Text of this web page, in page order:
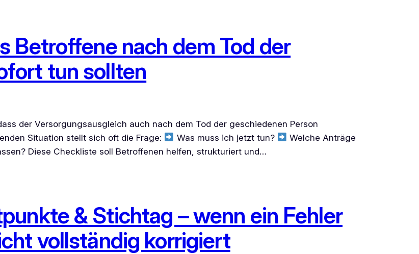
Betroffene nach dem Tod der
tun sollten
der Versorgungsausgleich auch nach dem Tod der geschiedenen Person
Situation stellt sich oft die Frage:
Was muss ich jetzt tun?
Welche Anträge
Diese Checkliste soll Betroffenen helfen, strukturiert und…
& Stichtag – wenn ein Fehler
vollständig korrigiert